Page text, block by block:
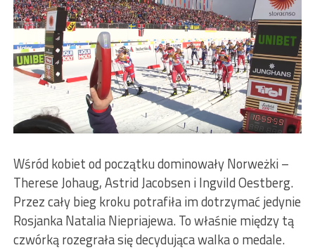
Wśród kobiet od początku dominowały Norweżki –
Therese Johaug, Astrid Jacobsen i Ingvild Oestberg.
Przez cały bieg kroku potrafiła im dotrzymać jedynie
Rosjanka Natalia Niepriajewa. To właśnie między tą
czwórką rozegrała się decydująca walka o medale.